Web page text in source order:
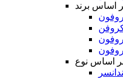
اساس برند
اساس نوع